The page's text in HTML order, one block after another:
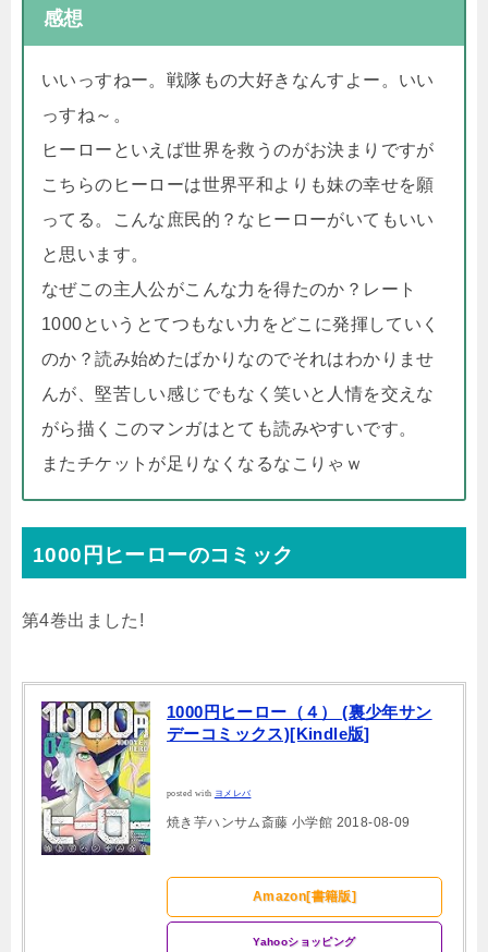
感想
いいっすねー。戦隊もの大好きなんすよー。いい
っすね～。
ヒーローといえば世界を救うのがお決まりですが
こちらのヒーローは世界平和よりも妹の幸せを願
ってる。こんな庶民的？なヒーローがいてもいい
と思います。
なぜこの主人公がこんな力を得たのか？レート
1000というとてつもない力をどこに発揮していく
のか？読み始めたばかりなのでそれはわかりませ
んが、堅苦しい感じでもなく笑いと人情を交えな
がら描くこのマンガはとても読みやすいです。
またチケットが足りなくなるなこりゃｗ
1000円ヒーローのコミック
第4巻出ました!
1000円ヒーロー（４） (裏少年サン
デーコミックス)[Kindle版]
posted with ヨメレバ
焼き芋ハンサム斎藤 小学館 2018-08-09
Amazon[書籍版]
Yahooショッピング